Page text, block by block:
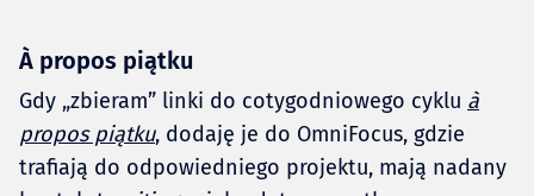
À propos piątku
Gdy „zbieram” linki do cotygodniowego cyklu à
propos piątku, dodaję je do OmniFocus, gdzie
trafiają do odpowiedniego projektu, mają nadany